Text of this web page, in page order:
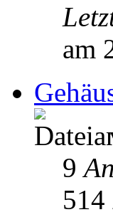
am
9
514